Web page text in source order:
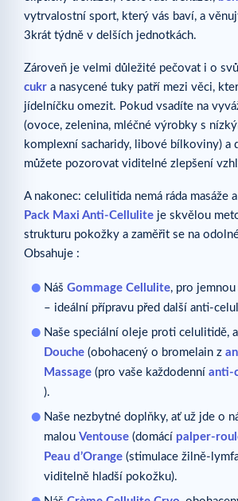
vytrvalostní sport, který vás baví, a
3krát týdně v delších jednotkách.
Zároveň je velmi důležité pečovat i o
cukr a nasycené tuky patří mezi věci,
jídelníčku omezit. Pokud vsadíte na
(ovoce, zelenina, mléčné výrobky s
komplexní sacharidy, libové bílkoviny) a
můžete pozorovat viditelné zlepšení
A nakonec: celulitida nemá ráda masáže
Pack Maxi Anti-Cellulite je skvělou
strukturu pokožky a zaměřit se na
Obsahuje :
Náš Gommage Cellulite, pro
– ideální přípravu před další anti-
Naše speciální oleje proti celulitidě,
Douche (obohacený o bromelain z
Massage (pro vaše každodenní anti-
).
Naše nezbytné doplňky, ať už jde o
malou Ventouse (domácí palper-
Peau d’Orange (stimulace žilně-
viditelně hladší pokožku).